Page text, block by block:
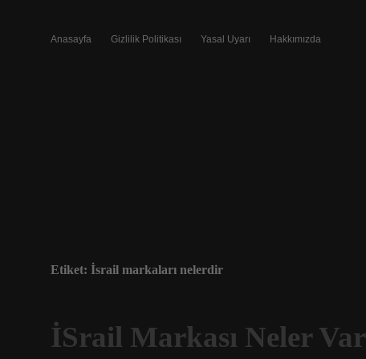
Anasayfa Gizlilik Politikası Yasal Uyarı Hakkımızda
Etiket: İsrail markaları nelerdir
İSrail Markası Neler Var